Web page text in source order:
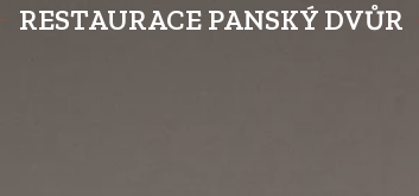
RESTAURACE PANSKÝ DVŮR